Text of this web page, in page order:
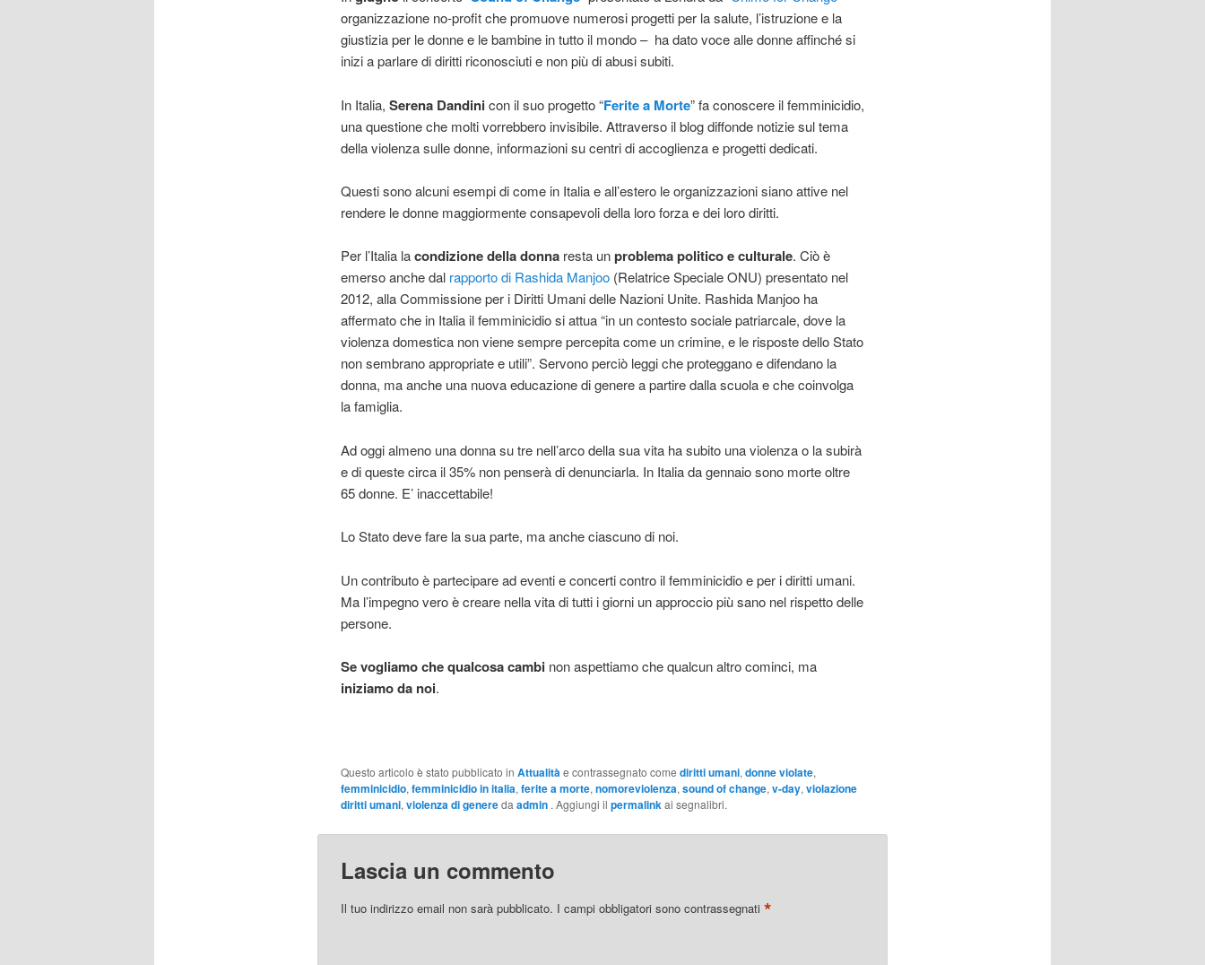
organizzazione no-profit che promuove numerosi progetti per la salute, l’istruzione e la
giustizia per le donne e le bambine in tutto il mondo – ha dato voce alle donne affinché si
inizi a parlare di diritti riconosciuti e non più di abusi subiti.
In Italia, Serena Dandinicon il suo progetto “Ferite a Morte” fa conoscere il femminicidio,
una questione che molti vorrebbero invisibile. Attraverso il blog diffonde notizie sul tema
della violenza sulle donne, informazioni su centri di accoglienza e progetti dedicati.
Questi sono alcuni esempi di come in Italia e all’estero le organizzazioni siano attive nel
rendere le donne maggiormente consapevoli della loro forza e dei loro diritti.
Per l’Italia lacondizione della donnaresta unproblema politico e culturale. Ciò è
emerso anche dal rapporto di Rashida Manjoo (Relatrice Speciale ONU) presentato nel
2012, alla Commissione per i Diritti Umani delle Nazioni Unite. Rashida Manjoo ha
affermato che in Italia il femminicidio si attua “in un contesto sociale patriarcale, dove la
violenza domestica non viene sempre percepita come un crimine, e le risposte dello Stato
non sembrano appropriate e utili”. Servono perciò leggi che proteggano e difendano la
donna, ma anche una nuova educazione di genere a partire dalla scuola e che coinvolga
la famiglia.
Ad oggi almeno una donna su tre nell’arco della sua vita ha subito una violenza o la subirà
e di queste circa il 35% non penserà di denunciarla. In Italia da gennaio sono morte oltre
65 donne. E’ inaccettabile!
Lo Stato deve fare la sua parte, ma anche ciascuno di noi.
Un contributo è partecipare ad eventi e concerti contro il femminicidio e per i diritti umani.
Ma l’impegno vero è creare nella vita di tutti i giorni un approccio più sano nel rispetto delle
persone.
Se vogliamo che qualcosa cambinon aspettiamo che qualcun altro cominci, ma
iniziamo da noi.
Questo articolo è stato pubblicato in Attualitàe contrassegnato come diritti umani, donne violate,
femminicidio, femminicidio in italia, ferite a morte, nomoreviolenza, sound of change, v-day, violazione
diritti umani, violenza di genereda admin . Aggiungi il permalinkai segnalibri.
Lascia un commento
Il tuo indirizzo email non sarà pubblicato. I campi obbligatori sono contrassegnati *